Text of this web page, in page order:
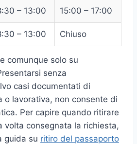
– 13:00 15:00 – 17:00
– 13:00 Chiuso
comunque solo su
senza
casi documentati di
o lavorativa, non consente di
Per capire quando ritirare
volta consegnata la richiesta,
guida su ritiro del passaporto